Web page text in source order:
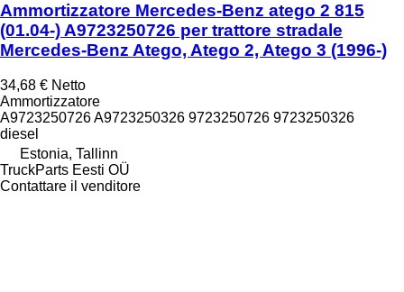
Ammortizzatore Mercedes-Benz atego 2 815
(01.04-) A9723250726 per trattore stradale
Mercedes-Benz Atego, Atego 2, Atego 3 (1996-)
34,68 € Netto
Ammortizzatore
A9723250726 A9723250326 9723250726 9723250326
diesel
Estonia, Tallinn
TruckParts Eesti OÜ
Contattare il venditore